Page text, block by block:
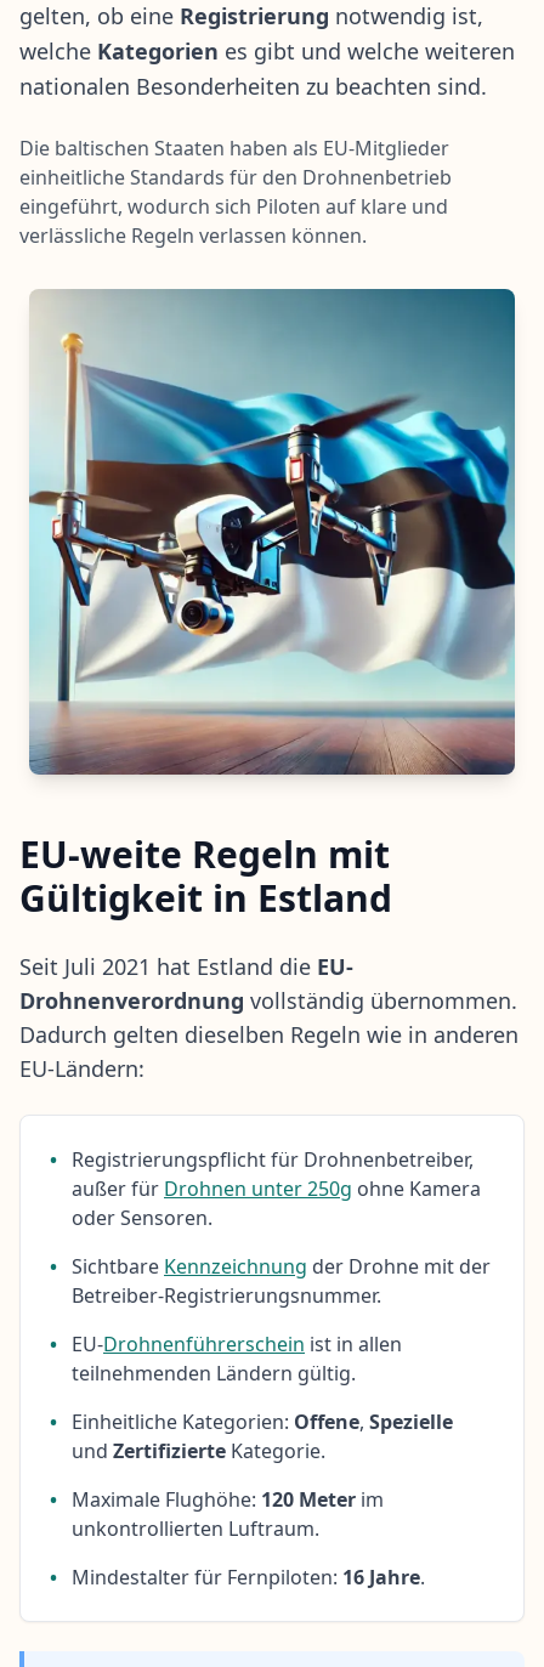
gelten, ob eine Registrierung notwendig ist,
welche Kategorien es gibt und welche weiteren
nationalen Besonderheiten zu beachten sind.
Die baltischen Staaten haben als EU-Mitglieder
einheitliche Standards für den Drohnenbetrieb
eingeführt, wodurch sich Piloten auf klare und
verlässliche Regeln verlassen können.
EU-weite Regeln mit
Gültigkeit in Estland
Seit Juli 2021 hat Estland die EU-
Drohnenverordnung vollständig übernommen.
Dadurch gelten dieselben Regeln wie in anderen
EU-Ländern:
• Registrierungspflicht für Drohnenbetreiber,
außer für Drohnen unter 250g ohne Kamera
oder Sensoren.
• Sichtbare Kennzeichnung der Drohne mit der
Betreiber-Registrierungsnummer.
• EU-Drohnenführerschein ist in allen
teilnehmenden Ländern gültig.
• Einheitliche Kategorien: Offene, Spezielle
und Zertifizierte Kategorie.
• Maximale Flughöhe: 120 Meter im
unkontrollierten Luftraum.
• Mindestalter für Fernpiloten: 16 Jahre.